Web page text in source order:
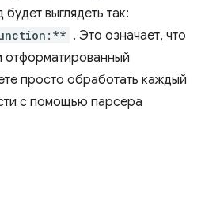
выглядеть так:
. Это означает, что
отформатированный
просто обработать каждый
с помощью парсера